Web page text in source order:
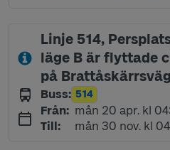
Linje 514,
läge B är flyttade
på
Buss: Linje
514
Från: måndag 20 april
mån 20 apr. kl
Till: måndag 30
mån 30 nov. kl